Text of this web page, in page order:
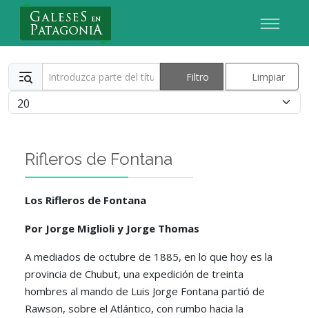
Nuevo Usuario
Introduzca parte del título Filtro Limpiar
Cantidad
Rifleros de Fontana
Los Rifleros de Fontana
Por Jorge Miglioli y Jorge Thomas
A mediados de octubre de 1885, en lo que hoy es la
provincia de Chubut, una expedición de treinta
hombres al mando de Luis Jorge Fontana partió de
Rawson, sobre el Atlántico, con rumbo hacia la